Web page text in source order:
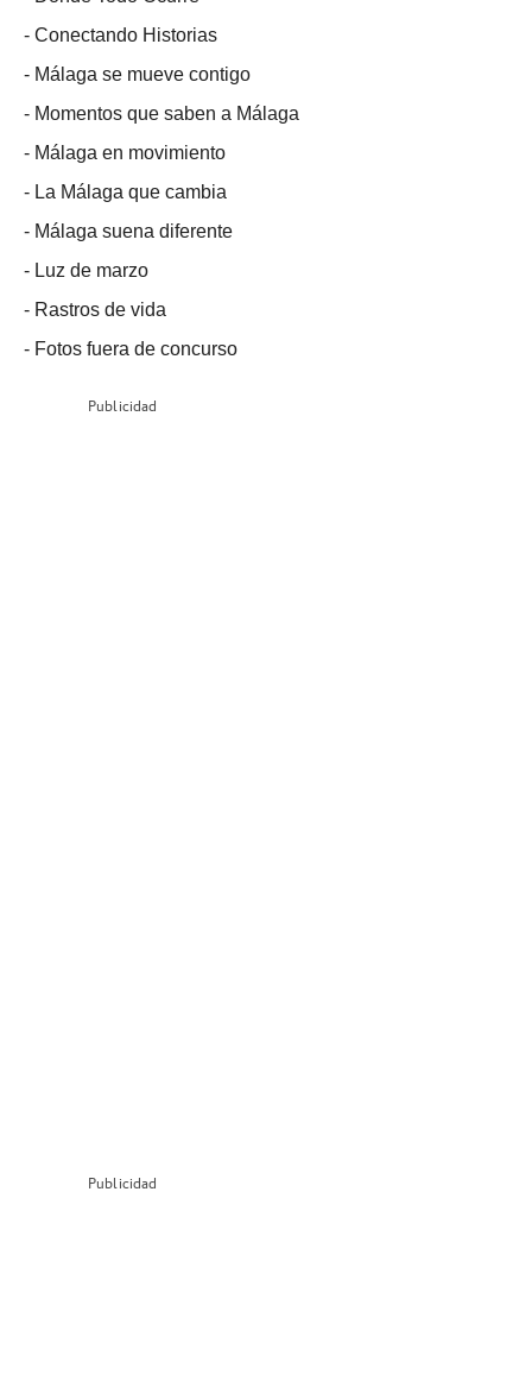
- Conectando Historias
- Málaga se mueve contigo
- Momentos que saben a Málaga
- Málaga en movimiento
- La Málaga que cambia
- Málaga suena diferente
- Luz de marzo
- Rastros de vida
- Fotos fuera de concurso
Publicidad
Publicidad